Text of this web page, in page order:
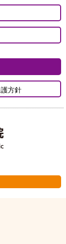
方針